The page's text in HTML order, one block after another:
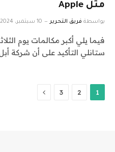
مثل Apple
بواسطة فريق التحرير 10 سبتمبر، 2024
فيما يلي أكبر مكالمات يوم
ستانلي التأكيد على أن شركة
1
2
3 التالي